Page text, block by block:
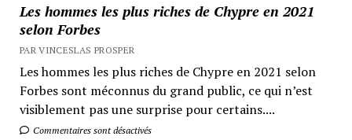
Les hommes les plus riches de Chypre en 2021
selon Forbes
PAR VINCESLAS PROSPER
Les hommes les plus riches de Chypre en 2021 selon
Forbes sont méconnus du grand public, ce qui n’est
visiblement pas une surprise pour certains....
Commentaires sont désactivés